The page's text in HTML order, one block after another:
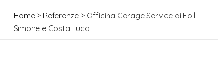
Home > Referenze > Officina Garage Service di Folli
Simone e Costa Luca